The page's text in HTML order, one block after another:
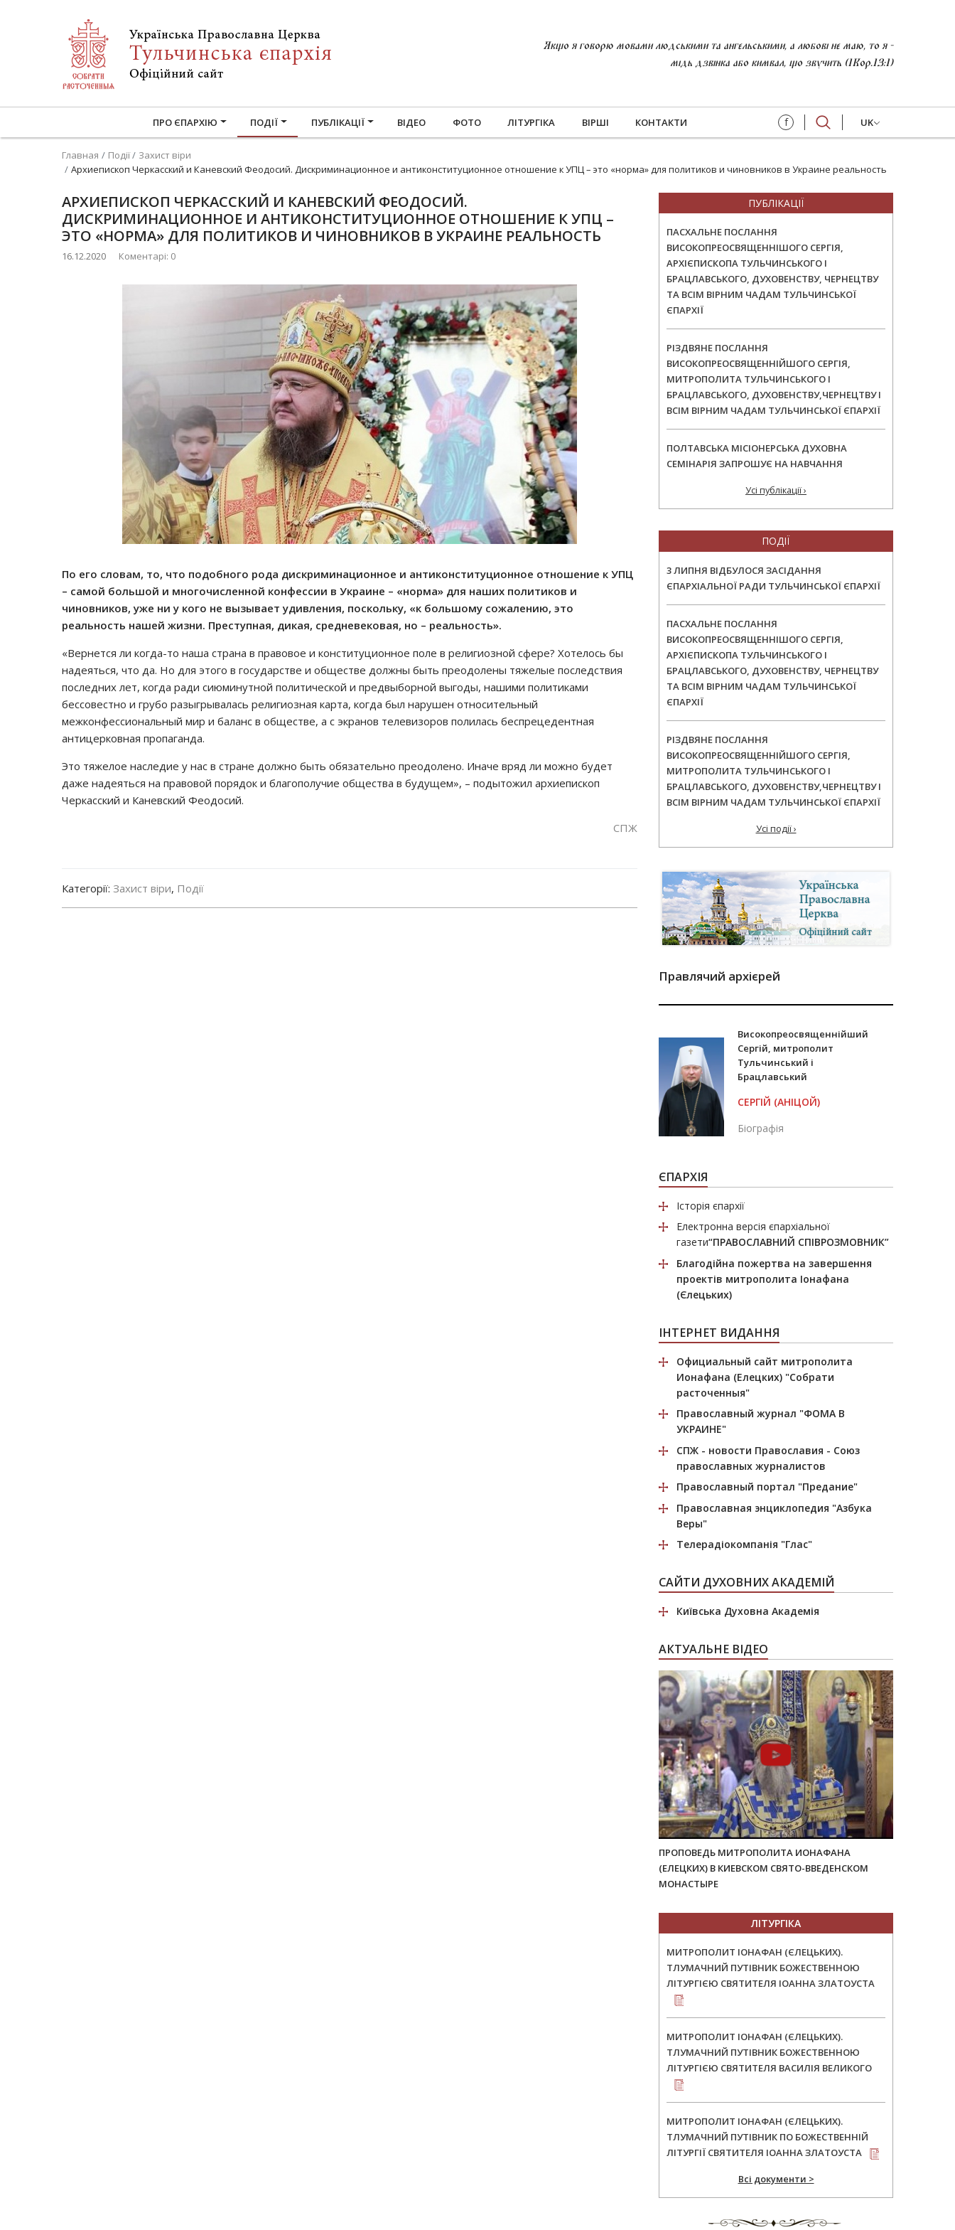
Якщо я говорю мовами людськими та ангельськими, а любові не маю, то я -
мідь дзвінка або кимвал, що звучить (1Кор.13:1)
ПРО ЄПАРХІЮ ПОДІЇ ПУБЛІКАЦІЇ ВІДЕО ФОТО ЛІТУРГІКА ВІРШІ КОНТАКТИ f UK
Главная Події
Захист віри
Архиепископ Черкасский и Каневский Феодосий. Дискриминационное и антиконституционное отношение к УПЦ – это «норма» для политиков и чиновников в Украине реальность
АРХИЕПИСКОП ЧЕРКАССКИЙ И КАНЕВСКИЙ ФЕОДОСИЙ.
ДИСКРИМИНАЦИОННОЕ И АНТИКОНСТИТУЦИОННОЕ ОТНОШЕНИЕ К УПЦ –
ЭТО «НОРМА» ДЛЯ ПОЛИТИКОВ И ЧИНОВНИКОВ В УКРАИНЕ РЕАЛЬНОСТЬ
16.12.2020 Коментарі: 0
По его словам, то, что подобного рода дискриминационное и антиконституционное отношение к УПЦ
– самой большой и многочисленной конфессии в Украине – «норма» для наших политиков и
чиновников, уже ни у кого не вызывает удивления, поскольку, «к большому сожалению, это
реальность нашей жизни. Преступная, дикая, средневековая, но – реальность».
«Вернется ли когда-то наша страна в правовое и конституционное поле в религиозной сфере? Хотелось бы
надеяться, что да. Но для этого в государстве и обществе должны быть преодолены тяжелые последствия
последних лет, когда ради сиюминутной политической и предвыборной выгоды, нашими политиками
бессовестно и грубо разыгрывалась религиозная карта, когда был нарушен относительный
межконфессиональный мир и баланс в обществе, а с экранов телевизоров полилась беспрецедентная
антицерковная пропаганда.
Это тяжелое наследие у нас в стране должно быть обязательно преодолено. Иначе вряд ли можно будет
даже надеяться на правовой порядок и благополучие общества в будущем», – подытожил архиепископ
Черкасский и Каневский Феодосий.
СПЖ
Категорії: Захист віри, Події
ПУБЛІКАЦІЇ
ПАСХАЛЬНЕ ПОСЛАННЯ
ВИСОКОПРЕОСВЯЩЕННІШОГО СЕРГІЯ,
АРХІЄПИСКОПА ТУЛЬЧИНСЬКОГО І
БРАЦЛАВСЬКОГО, ДУХОВЕНСТВУ, ЧЕРНЕЦТВУ
ТА ВСІМ ВІРНИМ ЧАДАМ ТУЛЬЧИНСЬКОЇ
ЄПАРХІЇ
РІЗДВЯНЕ ПОСЛАННЯ
ВИСОКОПРЕОСВЯЩЕННІЙШОГО СЕРГІЯ,
МИТРОПОЛИТА ТУЛЬЧИНСЬКОГО І
БРАЦЛАВСЬКОГО, ДУХОВЕНСТВУ,ЧЕРНЕЦТВУ І
ВСІМ ВІРНИМ ЧАДАМ ТУЛЬЧИНСЬКОЇ ЄПАРХІЇ
ПОЛТАВСЬКА МІСІОНЕРСЬКА ДУХОВНА
СЕМІНАРІЯ ЗАПРОШУЄ НА НАВЧАННЯ
Усі публікації ›
ПОДІЇ
3 ЛИПНЯ ВІДБУЛОСЯ ЗАСІДАННЯ
ЄПАРХІАЛЬНОЇ РАДИ ТУЛЬЧИНСЬКОЇ ЄПАРХІЇ
ПАСХАЛЬНЕ ПОСЛАННЯ
ВИСОКОПРЕОСВЯЩЕННІШОГО СЕРГІЯ,
АРХІЄПИСКОПА ТУЛЬЧИНСЬКОГО І
БРАЦЛАВСЬКОГО, ДУХОВЕНСТВУ, ЧЕРНЕЦТВУ
ТА ВСІМ ВІРНИМ ЧАДАМ ТУЛЬЧИНСЬКОЇ
ЄПАРХІЇ
РІЗДВЯНЕ ПОСЛАННЯ
ВИСОКОПРЕОСВЯЩЕННІЙШОГО СЕРГІЯ,
МИТРОПОЛИТА ТУЛЬЧИНСЬКОГО І
БРАЦЛАВСЬКОГО, ДУХОВЕНСТВУ,ЧЕРНЕЦТВУ І
ВСІМ ВІРНИМ ЧАДАМ ТУЛЬЧИНСЬКОЇ ЄПАРХІЇ
Усі події ›
Правлячий архієрей
Високопреосвященнійший
Сергій, митрополит
Тульчинський і
Брацлавський
СЕРГІЙ (АНІЦОЙ)
Біографія
ЄПАРХІЯ
Історія єпархії
Електронна версія єпархіальної
газети“ПРАВОСЛАВНИЙ СПІВРОЗМОВНИК”
Благодійна пожертва на завершення
проектів митрополита Іонафана
(Єлецьких)
ІНТЕРНЕТ ВИДАННЯ
Официальный сайт митрополита
Ионафана (Елецких) "Собрати
расточенныя"
Православный журнал "ФОМА В
УКРАИНЕ"
СПЖ - новости Православия - Союз
православных журналистов
Православный портал "Предание"
Православная энциклопедия "Азбука
Веры"
Телерадіокомпанія "Глас"
САЙТИ ДУХОВНИХ АКАДЕМІЙ
Київська Духовна Академія
АКТУАЛЬНЕ ВІДЕО
ПРОПОВЕДЬ МИТРОПОЛИТА ИОНАФАНА
(ЕЛЕЦКИХ) В КИЕВСКОМ СВЯТО-ВВЕДЕНСКОМ
МОНАСТЫРЕ
ЛІТУРГІКА
МИТРОПОЛИТ ІОНАФАН (ЄЛЕЦЬКИХ).
ТЛУМАЧНИЙ ПУТІВНИК БОЖЕСТВЕННОЮ
ЛІТУРГІЄЮ СВЯТИТЕЛЯ ІОАННА ЗЛАТОУСТА
МИТРОПОЛИТ ІОНАФАН (ЄЛЕЦЬКИХ).
ТЛУМАЧНИЙ ПУТІВНИК БОЖЕСТВЕННОЮ
ЛІТУРГІЄЮ СВЯТИТЕЛЯ ВАСИЛІЯ ВЕЛИКОГО
МИТРОПОЛИТ ІОНАФАН (ЄЛЕЦЬКИХ).
ТЛУМАЧНИЙ ПУТІВНИК ПО БОЖЕСТВЕННІЙ
ЛІТУРГІЇ СВЯТИТЕЛЯ ІОАННА ЗЛАТОУСТА
Всі документи >